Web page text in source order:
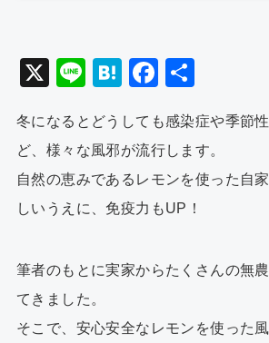
X
Li
e
H
e
n
a
F
c
e
b
o
k
冬になるとどうしても感染症や季節
ど、様々な風邪が流行します。
自然の恵みであるレモンを使った自
しいうえに、免疫力もUP！
筆者のもとに実家からたくさんの無
てきました。
そこで、安心安全なレモンを使った